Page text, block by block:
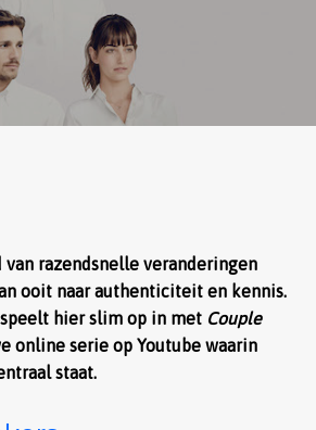
razendsnelle veranderingen
ooit naar authenticiteit en kennis.
hier slim op in met Couple
online serie op Youtube waarin
staat.